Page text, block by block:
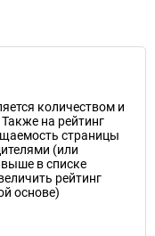
количеством и
на рейтинг
страницы
(или
в списке
рейтинг
основе)